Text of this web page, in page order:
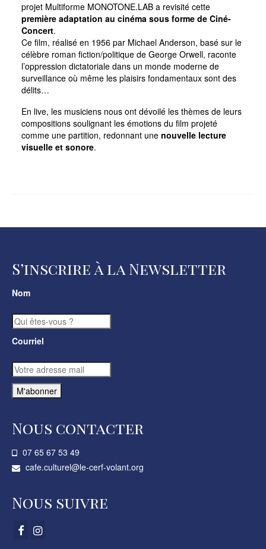
projet Multiforme MONOTONE.LAB a revisité cette
première adaptation au cinéma sous forme de Ciné-
Concert.
Ce film, réalisé en 1956 par Michael Anderson, basé sur le
célèbre roman fiction/politique de George Orwell, raconte
l’oppression dictatoriale dans un monde moderne de
surveillance où même les plaisirs fondamentaux sont des
délits…
En live, les musiciens nous ont dévoilé les thèmes de leurs
compositions soulignant les émotions du film projeté
comme une partition, redonnant une nouvelle lecture
visuelle et sonore.
S’inscrire à la Newsletter
Nom
Courriel
Nous contacter
07 65 67 53 49­
cafe.culturel@le-cerf-volant.org
Nous suivre